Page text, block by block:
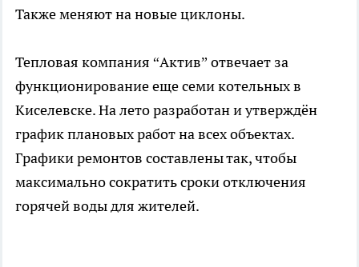
Также меняют на новые циклоны.
Тепловая компания “Актив” отвечает за
функционирование еще семи котельных в
Киселевске. На лето разработан и утверждён
график плановых работ на всех объектах.
Графики ремонтов составлены так, чтобы
максимально сократить сроки отключения
горячей воды для жителей.